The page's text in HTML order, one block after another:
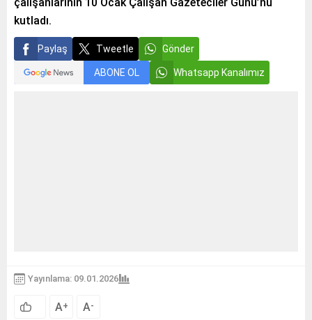
kutladı.
Paylaş Tweetle Gönder
ABONE OL Whatsapp Kanalımız
Yayınlama: 09.01.2026
A+ A-